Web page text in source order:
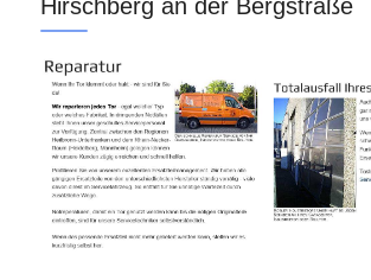
Hirschberg an der Bergstraße